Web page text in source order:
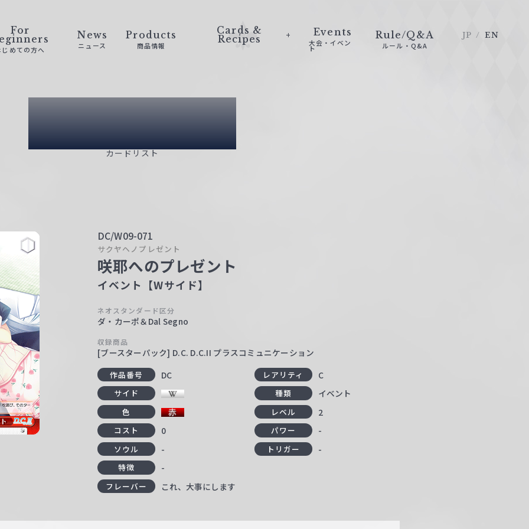
For
じめての方へ
News
ニュース
Products
商品情報
Cards &
Recipes
Events
大会・イベン
ト
Rule/Q&A
ルール・Q&A
JP EN
Card List
カードリスト
DC/W09-071
サクヤヘノプレゼント
咲耶へのプレゼント
イベント【Wサイド】
ネオスタンダード区分
ダ・カーポ＆Dal Segno
収録商品
[ブースターパック] D.C. D.C.II プラスコミュニケーション
作品番号 DC レアリティ C
サイド 種類 イベント
色 レベル 2
コスト 0 パワー -
ソウル - トリガー -
特徴 -
フレーバー これ、大事にします